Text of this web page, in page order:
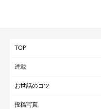
TOP
連載
お世話のコツ
投稿写真